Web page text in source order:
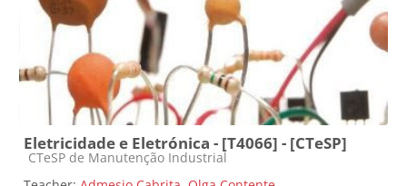
Eletricidade e Eletrónica - [T4066] - [CTeSP]
Course category
CTeSP de Manutenção Industrial